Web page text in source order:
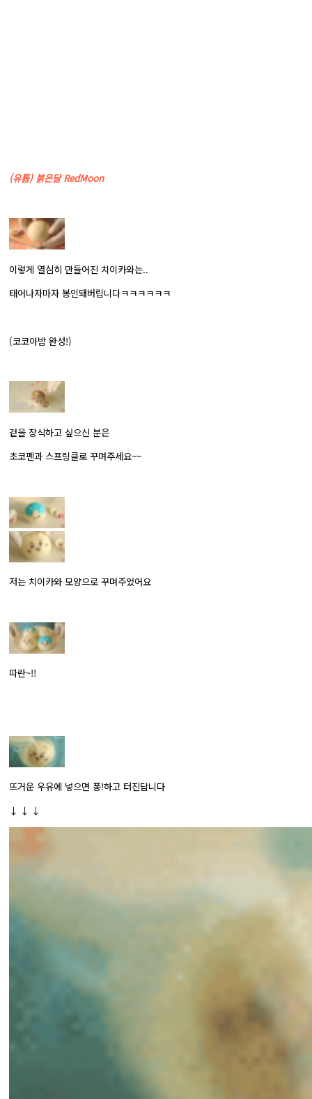
(유튭) 붉은달 RedMoon
이렇게 열심히 만들어진 치이카와는..
태어나자마자 봉인돼버립니다ㅋㅋㅋㅋㅋㅋ
(코코아밤 완성!)
겉을 장식하고 싶으신 분은
초코펜과 스프링클로 꾸며주세요~~
저는 치이카와 모양으로 꾸며주었어요
따란~!!
뜨거운 우유에 넣으면 퐁!하고 터진답니다
↓ ↓ ↓